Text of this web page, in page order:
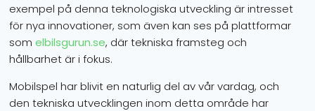
exempel på denna teknologiska utveckling är intresset
för nya innovationer, som även kan ses på plattformar
somelbilsgurun.se, där tekniska framsteg och
hållbarhet är i fokus.
Mobilspel har blivit en naturlig del av vår vardag, och
den tekniska utvecklingen inom detta område har